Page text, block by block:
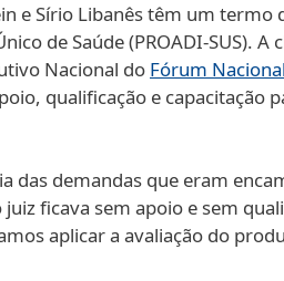
e Sírio Libanês têm um
de Saúde (PROADI-SUS).
Nacional do Fórum
qualificação e capacitação
das demandas que eram
ficava sem apoio e sem
aplicar a avaliação do